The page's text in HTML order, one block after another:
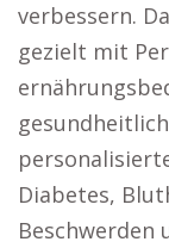
verbessern.
gezielt mit
Diabetes,